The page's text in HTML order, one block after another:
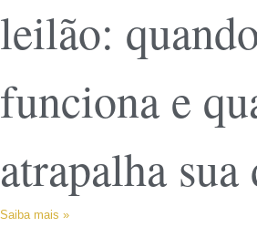
leilão:
funciona e
atrapalha sua
Saiba mais »